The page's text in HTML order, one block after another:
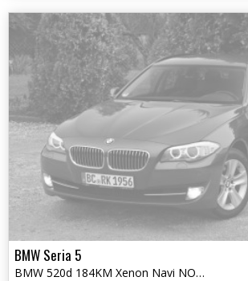
BMW Seria 5
BMW 520d 184KM Xenon Navi NOWY ROZRZĄD Hak Bezwypadkowa Havana Metalic